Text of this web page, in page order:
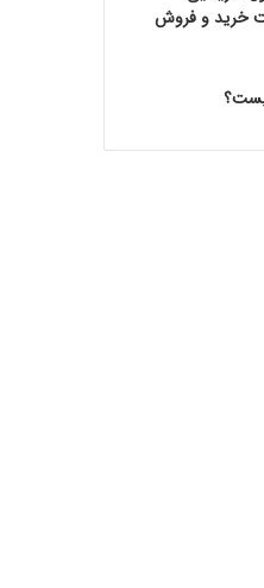
خرید و فروش